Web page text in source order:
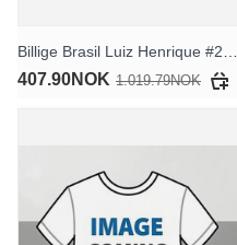
Billige Brasil Luiz Henrique #21 Hjemmedrakt Dame VM 2026 Kortermet
407.90NOK 1.019.79NOK